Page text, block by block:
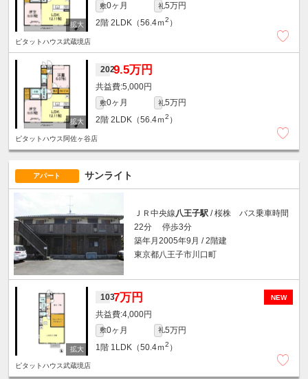
敷0ヶ月 礼5万円
2階 2LDK（56.4ｍ2 ）
ピタットハウス武蔵境店
2029.5万円
5,000円
敷0ヶ月 礼5万円
2階 2LDK（56.4ｍ2 ）
ピタットハウス阿佐ヶ谷店
アパート サンライト
ＪＲ中央線八王子駅 / 桜株 バス乗車時間
22分 停歩3分
築年月2005年9月 / 2階建
東京都八王子市川口町
NEW
1037万円
4,000円
敷0ヶ月 礼5万円
1階 1LDK（50.4ｍ2 ）
ピタットハウス武蔵境店